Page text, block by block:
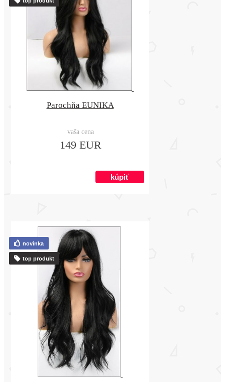
Parochňa EUNIKA
vaša cena
149 EUR
novinka
top produkt